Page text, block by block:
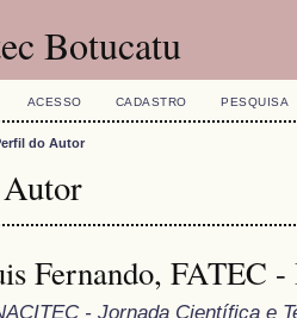
Botucatu
ACESSO CADASTRO PESQUISA
do Autor
Fernando, FATEC
- Jornada Científica e